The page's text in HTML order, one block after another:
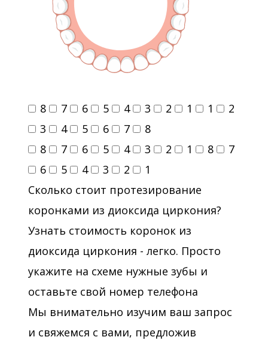
8 7 6 5 4 3 2 1 1
2
3
4 5 6 7
8
8
7 6 5 4 3 2 1 8
7
6
5 4 3 2
1
Сколько стоит протезирование
коронками из диоксида циркония?
Узнать стоимость коронок из
диоксида циркония - легко. Просто
укажите на схеме нужные зубы и
оставьте свой номер телефона
Мы внимательно изучим ваш запрос
и свяжемся с вами, предложив